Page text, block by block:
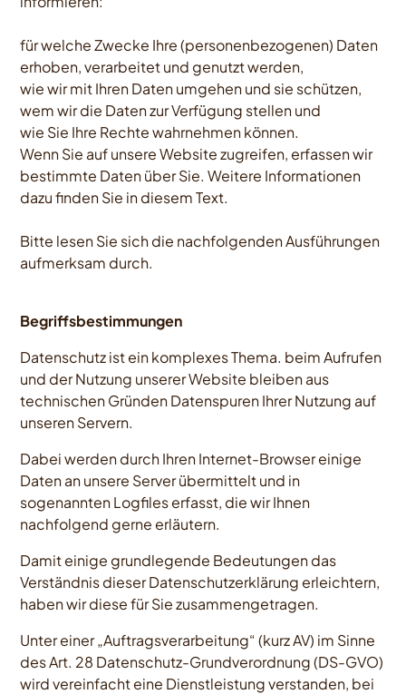
für welche Zwecke Ihre (personenbezogenen) Daten
erhoben, verarbeitet und genutzt werden,
wie wir mit Ihren Daten umgehen und sie schützen,
wem wir die Daten zur Verfügung stellen und
wie Sie Ihre Rechte wahrnehmen können.
Wenn Sie auf unsere Website zugreifen, erfassen wir
bestimmte Daten über Sie. Weitere Informationen
dazu finden Sie in diesem Text.
Bitte lesen Sie sich die nachfolgenden Ausführungen
aufmerksam durch.
Begriffsbestimmungen
Datenschutz ist ein komplexes Thema. beim Aufrufen
und der Nutzung unserer Website bleiben aus
technischen Gründen Datenspuren Ihrer Nutzung auf
unseren Servern.
Dabei werden durch Ihren Internet-Browser einige
Daten an unsere Server übermittelt und in
sogenannten Logfiles erfasst, die wir Ihnen
nachfolgend gerne erläutern.
Damit einige grundlegende Bedeutungen das
Verständnis dieser Datenschutzerklärung erleichtern,
haben wir diese für Sie zusammengetragen.
Unter einer „Auftragsverarbeitung“ (kurz AV) im Sinne
des Art. 28 Datenschutz-Grundverordnung (DS-GVO)
wird vereinfacht eine Dienstleistung verstanden, bei